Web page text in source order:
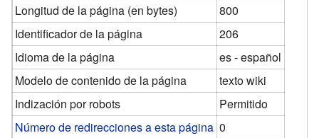
Longitud de la página (en bytes)
800
Identificador de la página
206
Idioma de la página
es - español
Modelo de contenido de la página
texto wiki
Indización por robots
Permitido
Número de redirecciones a esta página 0